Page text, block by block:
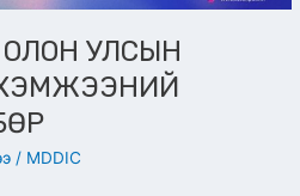
ОЛОН УЛСЫН
/ MDDIC